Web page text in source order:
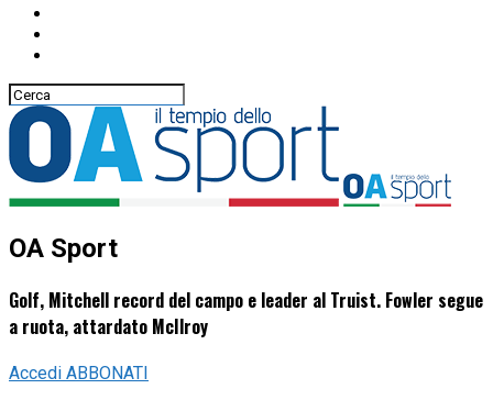
OA Sport
Golf, Mitchell record del campo e leader al Truist. Fowler segue
a ruota, attardato McIlroy
Accedi ABBONATI